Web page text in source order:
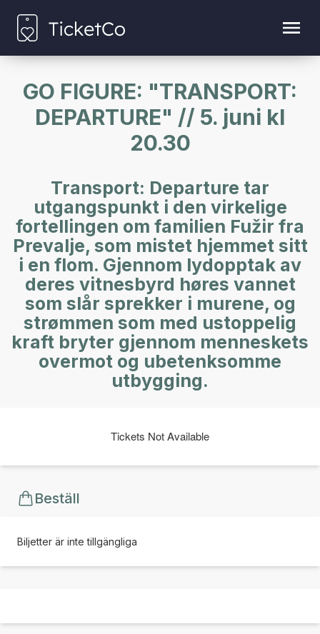
GO FIGURE: "TRANSPORT:
DEPARTURE" // 5. juni kl
20.30
Transport: Departure tar
utgangspunkt i den virkelige
fortellingen om familien Fužir fra
Prevalje, som mistet hjemmet sitt
i en flom. Gjennom lydopptak av
deres vitnesbyrd høres vannet
som slår sprekker i murene, og
strømmen som med ustoppelig
kraft bryter gjennom menneskets
overmot og ubetenksomme
utbygging.
Tickets Not Available
Beställ
Biljetter är inte tillgängliga